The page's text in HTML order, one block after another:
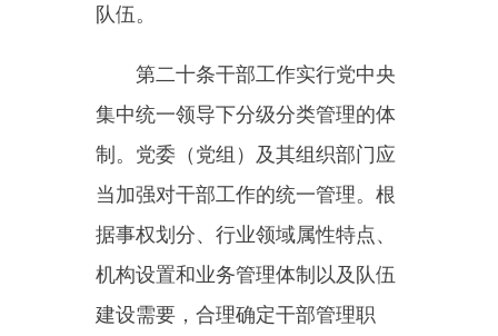
平时考核、年度考核、专项考核、
部，注意掌握干部在重大任务、重
大斗争一线的表现。强化考核结果
运用，把考核结果与干部选拔任
用、教育培养、管理监督、激励约
束、问责追责等结合起来，推动形